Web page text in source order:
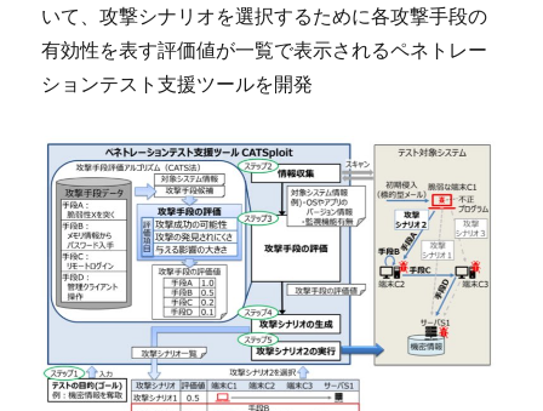
いて、攻撃シナリオを選択するために各攻撃手段の
有効性を表す評価値が一覧で表示されるペネトレー
ションテスト支援ツールを開発